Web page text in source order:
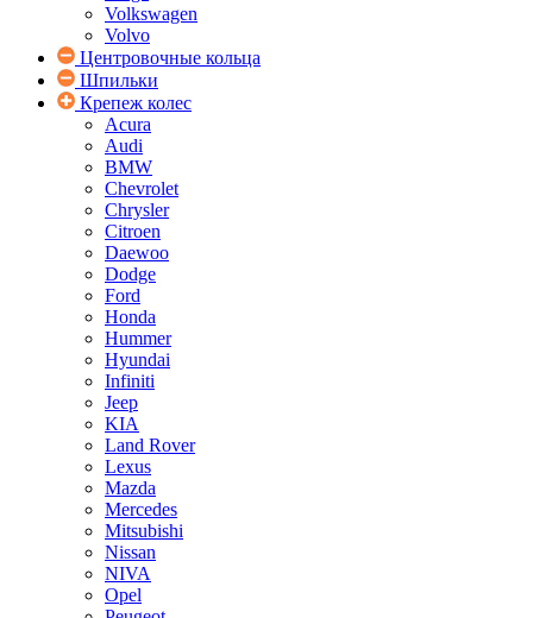
Volkswagen
Volvo
Центровочные кольца
Шпильки
Крепеж колес
Acura
Audi
BMW
Chevrolet
Chrysler
Citroen
Daewoo
Dodge
Ford
Honda
Hummer
Hyundai
Infiniti
Jeep
KIA
Land Rover
Lexus
Mazda
Mercedes
Mitsubishi
Nissan
NIVA
Opel